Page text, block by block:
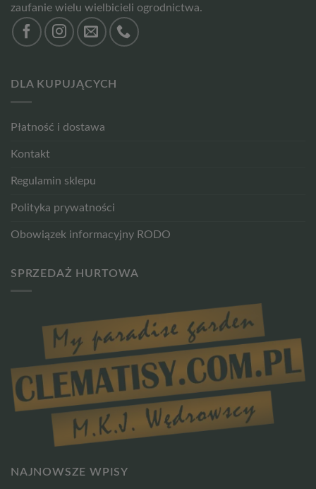
zaufanie wielu wielbicieli ogrodnictwa.
DLA KUPUJĄCYCH
Płatność i dostawa
Kontakt
Regulamin sklepu
Polityka prywatności
Obowiązek informacyjny RODO
SPRZEDAŻ HURTOWA
NAJNOWSZE WPISY